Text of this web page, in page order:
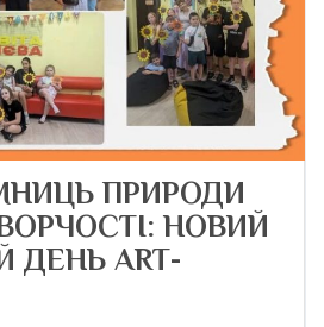
ПРИРОДИ
НОВИЙ
ДЕНЬ ART-